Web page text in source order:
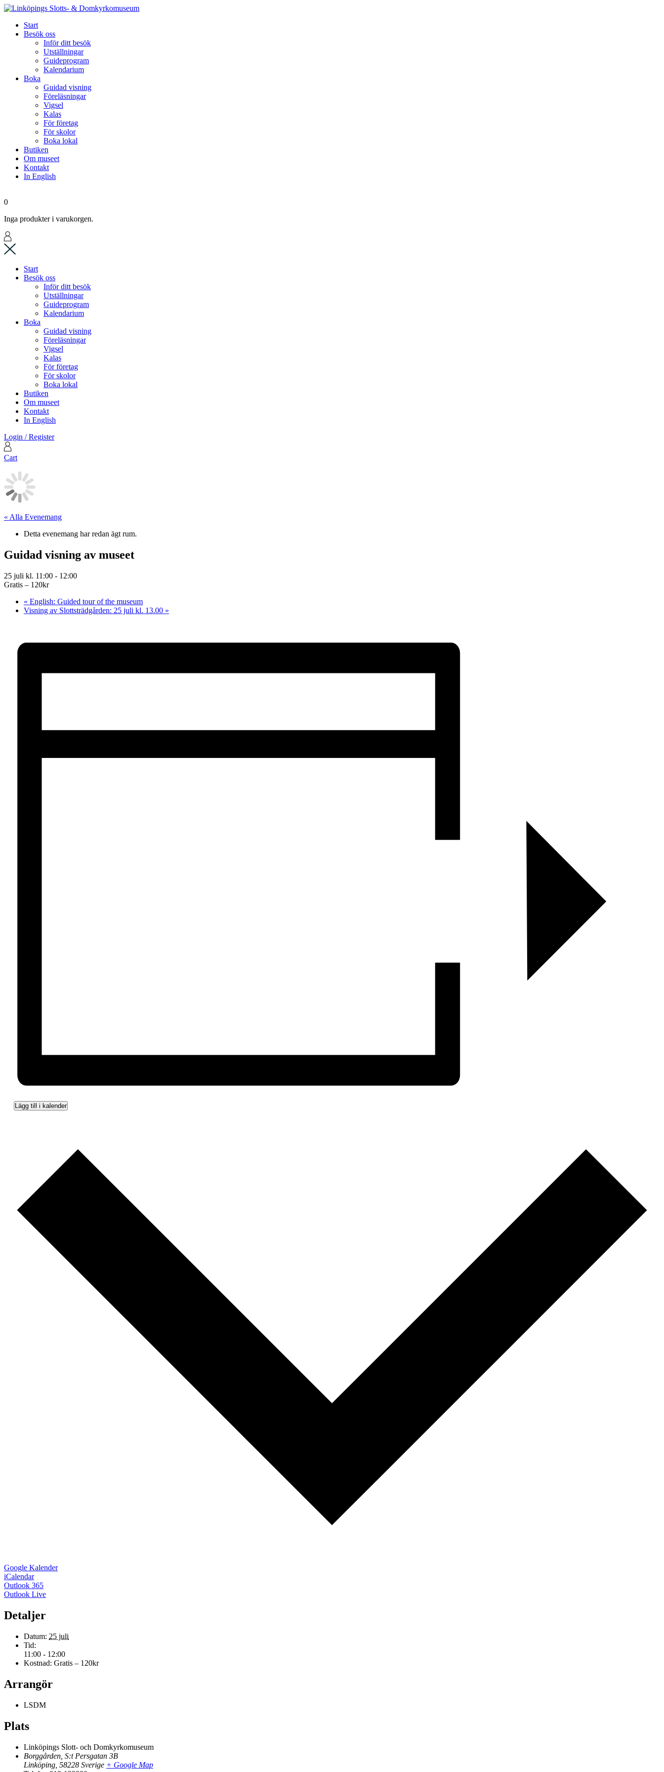
Start
Besök oss
Inför ditt besök
Utställningar
Guideprogram
Kalendarium
Boka
Guidad visning
Föreläsningar
Vigsel
Kalas
För företag
För skolor
Boka lokal
Butiken
Om museet
Kontakt
In English
0
Inga produkter i varukorgen.
Start
Besök oss
Inför ditt besök
Utställningar
Guideprogram
Kalendarium
Boka
Guidad visning
Föreläsningar
Vigsel
Kalas
För företag
För skolor
Boka lokal
Butiken
Om museet
Kontakt
In English
Login / Register
Cart
« Alla Evenemang
Detta evenemang har redan ägt rum.
Guidad visning av museet
25 juli kl. 11:00 - 12:00
Gratis – 120kr
« English: Guided tour of the museum
Visning av Slottsträdgården: 25 juli kl. 13.00 »
Lägg till i kalender
Google Kalender
iCalendar
Outlook 365
Outlook Live
Detaljer
Datum: 25 juli
Tid:
11:00 - 12:00
Kostnad: Gratis – 120kr
Arrangör
LSDM
Plats
Linköpings Slott- och Domkyrkomuseum
Borggården, S:t Persgatan 3B
Linköping 58228 Sverige + Google Map